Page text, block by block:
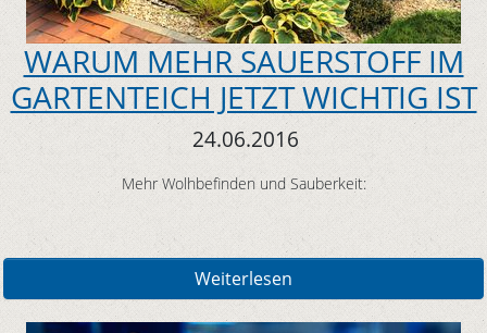
WARUM MEHR SAUERSTOFF IM
GARTENTEICH JETZT WICHTIG IST
24.06.2016
Mehr Wolhbefinden und Sauberkeit:
Weiterlesen